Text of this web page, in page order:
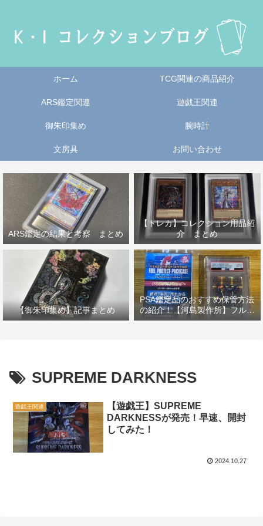
ホーム TCG関連の商品紹介
ARS鑑定関連 遊戯王関連
御朱印集め 腕時計
文房具 お問い合わせ
ARS鑑定の結果と考察 まとめ
【トレカ】コレクション用品紹
介 まとめ
【御朱印集め】記事まとめ
PSA鑑定品のおすすめ保管方法
の紹介！【河島製作所】フルプ
ロテクトパックケースP レビュ
SUPREME DARKNESS
遊戯王関連
【遊戯王】SUPREME
DARKNESSが発売！早速、開封
してみた！
2024.10.27